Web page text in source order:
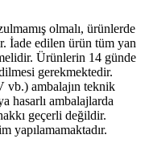
olmalı, ürünlerde
İade edilen ürün tüm yan
Ürünlerin 14 günde
gerekmektedir.
vb.) ambalajın teknik
hasarlı ambalajlarda
geçerli değildir.
yapılamamaktadır.